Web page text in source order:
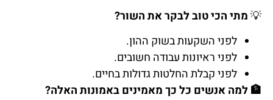
💡מתי הכי טוב לבקר את השור?
לפני השקעות בשוק ההון.
לפני ראיונות עבודה חשובים.
לפני קבלת החלטות גדולות בחיים.
🏦למה אנשים כל כך מאמינים באמונות האלה?